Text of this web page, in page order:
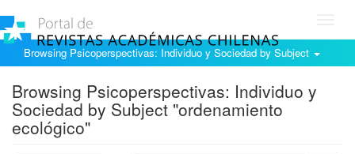
Browsing Psicoperspectivas: Individuo y Sociedad by Subject
Browsing Psicoperspectivas: Individuo y
Sociedad by Subject "ordenamiento
ecológico"